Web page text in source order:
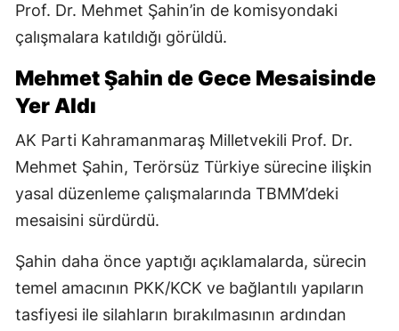
Prof. Dr. Mehmet Şahin’in de komisyondaki
çalışmalara katıldığı görüldü.
Mehmet Şahin de Gece Mesaisinde
Yer Aldı
AK Parti Kahramanmaraş Milletvekili Prof. Dr.
Mehmet Şahin, Terörsüz Türkiye sürecine ilişkin
yasal düzenleme çalışmalarında TBMM’deki
mesaisini sürdürdü.
Şahin daha önce yaptığı açıklamalarda, sürecin
temel amacının PKK/KCK ve bağlantılı yapıların
tasfiyesi ile silahların bırakılmasının ardından